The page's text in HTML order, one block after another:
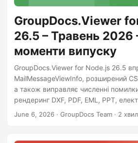
n
GroupDocs.Viewer
26.5 – Травень 2026
моменти випуску
GroupDocs.Viewer for Node.js 26.5
MailMessageViewInfo, розширений
а також виправляє численні
рендеринг DXF, PDF, EML, PPT,
CAD.
June 6, 2026 · GroupDocs Team · 2